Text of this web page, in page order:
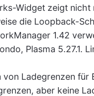
Widget zeigt nicht
die Loopback-
1.42
Plasma 5.27.1.
von Ladegrenzen für
aber keine